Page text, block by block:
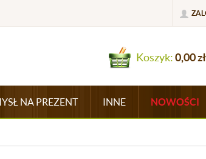
Koszyk:0,00zł
NA PREZENT INNE NOWOŚCI